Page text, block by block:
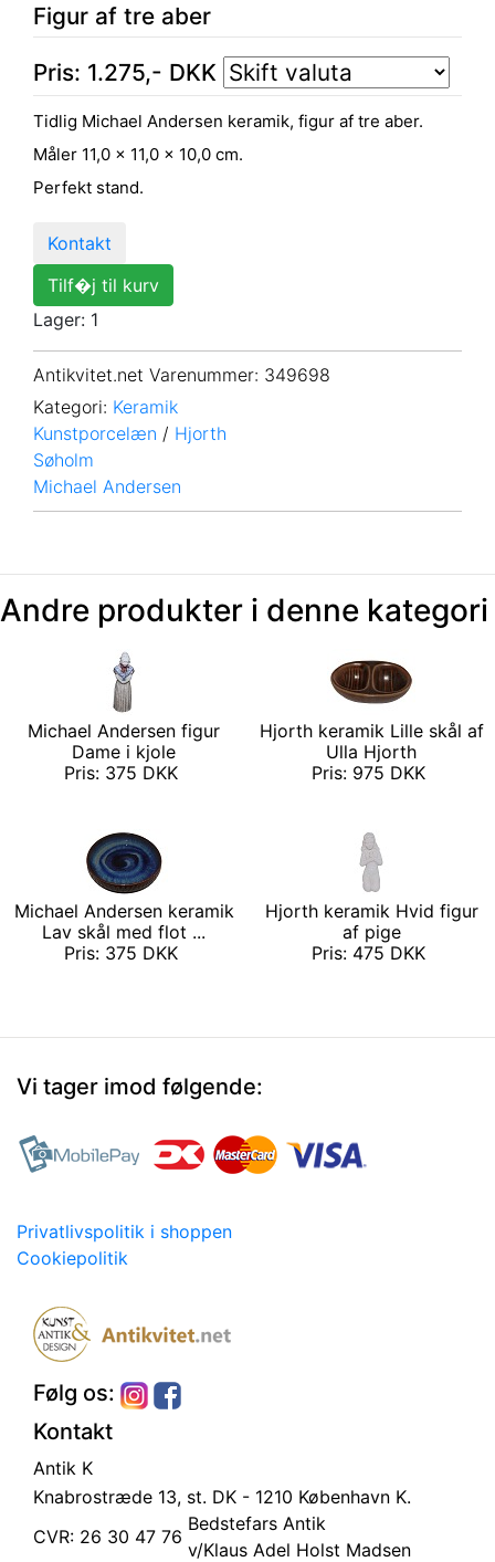
Figur af tre aber
Pris: 1.275,- DKK
Tidlig Michael Andersen keramik, figur af tre aber.
Måler 11,0 x 11,0 x 10,0 cm.
Perfekt stand.
Kontakt
Tilf�j til kurv
Lager: 1
Antikvitet.net Varenummer: 349698
Kategori: Keramik
Kunstporcelæn / Hjorth
Søholm
Michael Andersen
Andre produkter i denne kategori
Michael Andersen figur
Dame i kjole
Pris: 375 DKK
Hjorth keramik Lille skål af
Ulla Hjorth
Pris: 975 DKK
Michael Andersen keramik
Lav skål med flot ...
Pris: 375 DKK
Hjorth keramik Hvid figur
af pige
Pris: 475 DKK
Vi tager imod følgende:
Privatlivspolitik i shoppen
Cookiepolitik
Følg os:
Kontakt
Antik K
Knabrostræde 13, st. DK - 1210 København K.
CVR: 26 30 47 76
Bedstefars Antik
v/Klaus Adel Holst Madsen